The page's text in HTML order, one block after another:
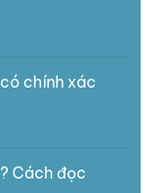
chính xác
Cách đọc